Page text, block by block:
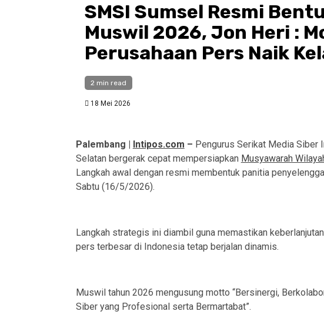
SMSI Sumsel Resmi
Muswil 2026, Jon Heri :
Perusahaan Pers Naik
2 min read
18 Mei 2026
Palembang | Intipos.com – Pengurus Serikat Media Siber
Selatan bergerak cepat mempersiapkan Musyawarah
Langkah awal dengan resmi membentuk panitia
Sabtu (16/5/2026).
Langkah strategis ini diambil guna memastikan
pers terbesar di Indonesia tetap berjalan dinamis.
Muswil tahun 2026 mengusung motto “Bersinergi,
Siber yang Profesional serta Bermartabat”.